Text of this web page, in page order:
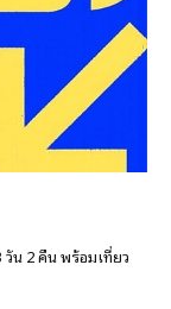
น 2 คืน พร้อมเที่ยว